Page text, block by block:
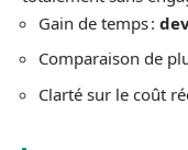
Gain de temps :
Comparaison de
Clarté sur le coût